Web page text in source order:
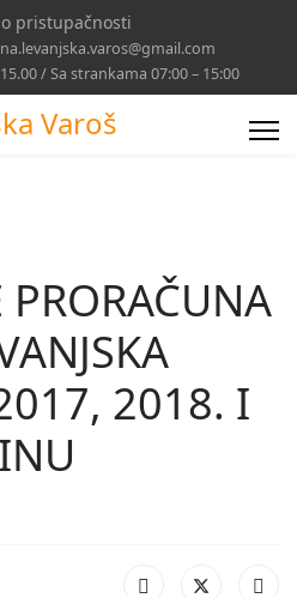
pristupačnosti
/ Sa strankama 07:00 – 15:00
PRORAČUNA
2018. I